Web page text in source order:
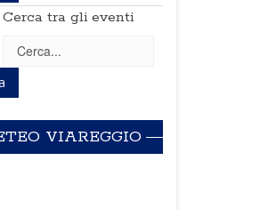
Cerca tra gli eventi
VIAREGGIO